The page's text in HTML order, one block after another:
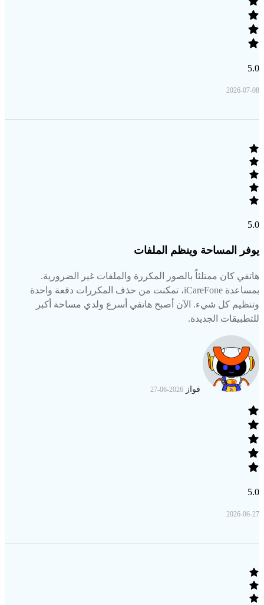
5.0
2026-07-08
5.0
يوفر المساحة وينظم الملفات
هاتفي كان ممتلئاً بالصور المكررة والملفات غير الضرورية.
بمساعدة iCareFone، تمكنت من حذف المكررات دفعة واحدة
وتنظيم كل شيء. الآن أصبح هاتفي أسرع ولدي مساحة أكبر
للتطبيقات الجديدة.
فواز 2026-06-27
5.0
2026-06-27